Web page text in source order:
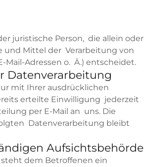
juristische Person, die allein oder
und Mittel der Verarbeitung von
Mail-Adressen o. Ä.) entscheidet.
Datenverarbeitung
mit Ihrer ausdrücklichen
erteilte Einwilligung jederzeit
per E-Mail an uns. Die
Datenverarbeitung bleibt
Aufsichtsbehörde
dem Betroffenen ein